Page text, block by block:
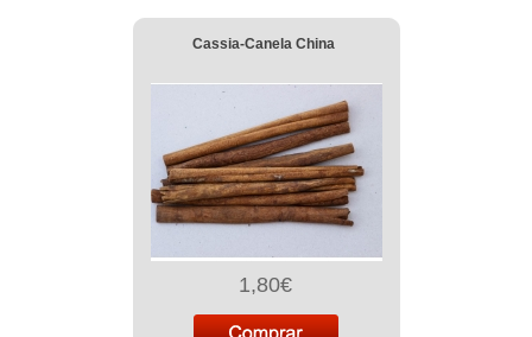
Cassia-Canela China
1,80€